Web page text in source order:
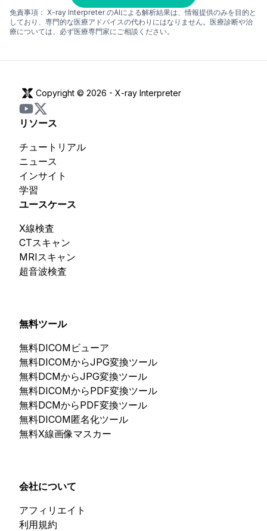
免責事項： X-ray Interpreter のAIによる解析結果は、情報提供のみを目的と
しており、専門的な医療アドバイスの代わりにはなりません。医療診断や治
療については、必ず医療専門家にご相談ください。
Copyright © 2026 - X-ray Interpreter
リソース
インサイト
学習
ニュース
チュートリアル
ユースケース
CTスキャン
MRIスキャン
超音波検査
X線検査
無料ツール
無料DICOMビューア
無料DICOMからJPG変換ツール
無料DCMからJPG変換ツール
無料DICOMからPDF変換ツール
無料DCMからPDF変換ツール
無料DICOM匿名化ツール
無料X線画像マスカー
会社について
アフィリエイト
利用規約